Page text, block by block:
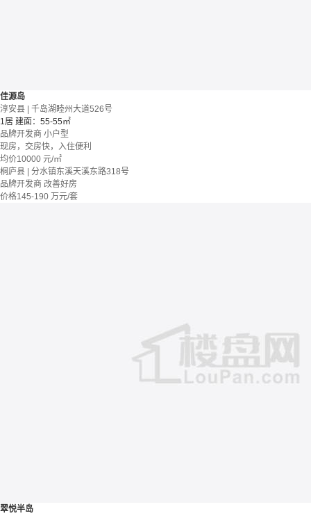
佳源岛
淳安县 | 千岛湖睦州大道526号
1居 建面：55-55㎡
品牌开发商 小户型
现房，交房快，入住便利
均价10000 元/㎡
桐庐县 | 分水镇东溪天溪东路318号
品牌开发商 改善好房
价格145-190 万元/套
翠悦半岛